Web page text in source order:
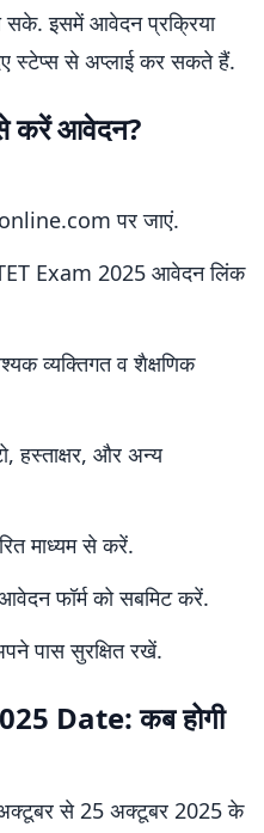
सके. इसमें आवेदन प्रक्रिया
स्टेप्स से अप्लाई कर सकते हैं.
करें आवेदन?
पर जाएं.
Exam 2025 आवेदन लिंक
व्यक्तिगत व शैक्षणिक
हस्ताक्षर, और अन्य
माध्यम से करें.
फॉर्म को सबमिट करें.
पास सुरक्षित रखें.
Date: कब होगी
4 अक्टूबर से 25 अक्टूबर 2025 के